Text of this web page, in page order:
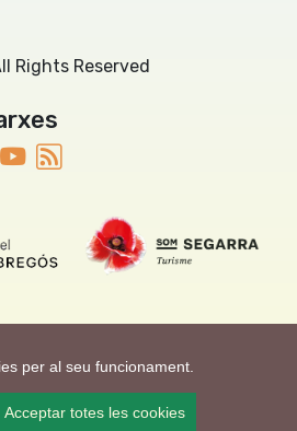
per al seu funcionament.
Acceptar totes les cookies
Rights Reserved